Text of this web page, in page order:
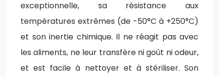
exceptionnelle, sa résistance aux
températures extrêmes (de -50°C à +250°C)
et son inertie chimique. Il ne réagit pas avec
les aliments, ne leur transfère ni goût ni odeur,
et est facile à nettoyer et à stériliser. Son